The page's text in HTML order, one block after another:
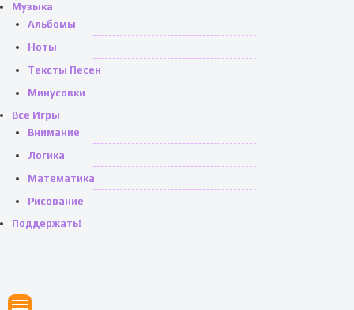
Музыка
Альбомы
Ноты
Тексты Песен
Минусовки
Все Игры
Внимание
Логика
Математика
Рисование
Поддержать!